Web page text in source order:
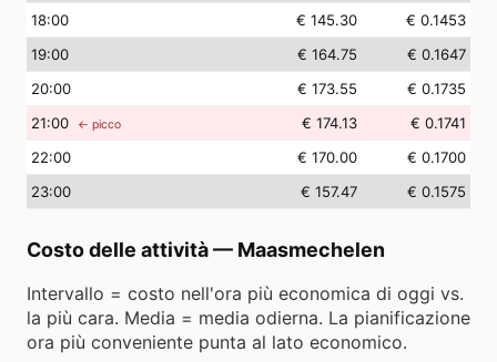
18:00 € 145.30
€ 0.1453
19:00 € 164.75
€ 0.1647
20:00 € 173.55
€ 0.1735
21:00 ← picco € 174.13
€ 0.1741
22:00 € 170.00
€ 0.1700
23:00 € 157.47 € 0.1575
Costo delle attività— Maasmechelen
Intervallo = costo nell'ora più economica di oggi vs.
la più cara. Media = media odierna. La pianificazione
ora più conveniente punta al lato economico.